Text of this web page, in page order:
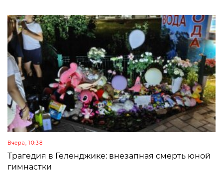
Вчера, 10:38
Трагедия в Геленджике: внезапная смерть юной
гимнастки